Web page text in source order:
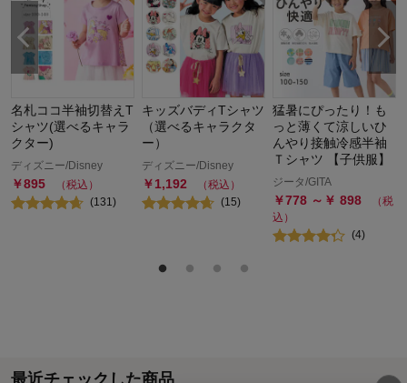
名札ココ半袖切替えT
シャツ(選べるキャラ
クター)
ディズニー/Disney
￥895
（税込）
(131)
キッズバディTシャツ
（選べるキャラクタ
ー）
ディズニー/Disney
￥1,192
（税込）
(15)
猛暑にぴったり！も
っと薄くて涼しいひ
んやり接触冷感半袖
Ｔシャツ 【子供服】
ジータ/GITA
￥778 ～￥ 898
（税
込）
(4)
最近チェックした商品